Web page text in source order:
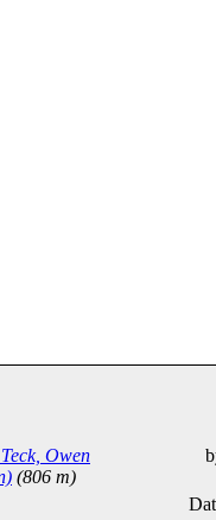
Owen
(806 m)